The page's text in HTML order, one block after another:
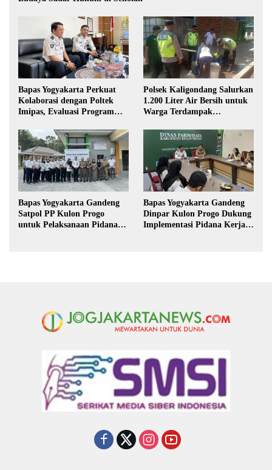
Bapas Yogyakarta Perkuat
Kolaborasi dengan Poltek
Imipas, Evaluasi Program
Polsek Kaligondang Salurkan
1.200 Liter Air Bersih untuk
Warga Terdampak
Bapas Yogyakarta Gandeng
Satpol PP Kulon Progo
untuk Pelaksanaan Pidana
Bapas Yogyakarta Gandeng
Dinpar Kulon Progo Dukung
Implementasi Pidana Kerja